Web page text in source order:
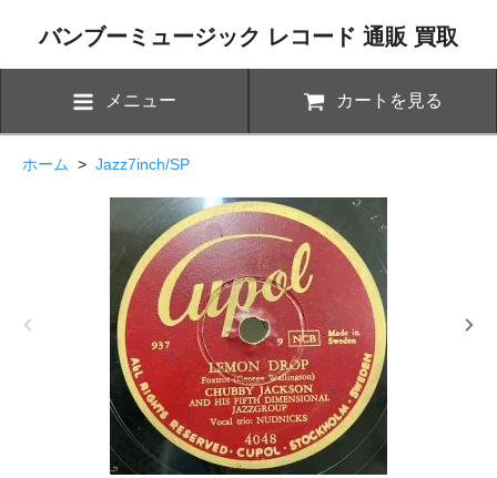
バンブーミュージック レコード 通販 買取
メニュー カートを見る
ホーム > Jazz7inch/SP